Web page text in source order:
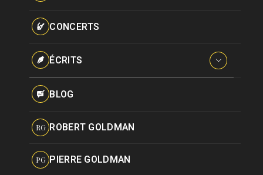
Pseudonymes
CONCERTS
ÉCRITS
Interviews
BLOG
RG ROBERT GOLDMAN
PG PIERRE GOLDMAN